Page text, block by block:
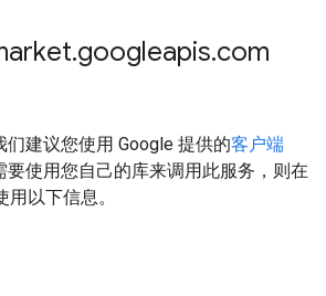
.googleapis.com
建议您使用 Google 提供的客户端
要使用您自己的库来调用此服务，则在
以下信息。